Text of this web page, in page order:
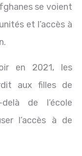
se voient
et l’accès à
en 2021, les
aux filles de
de l’école
l’accès à de